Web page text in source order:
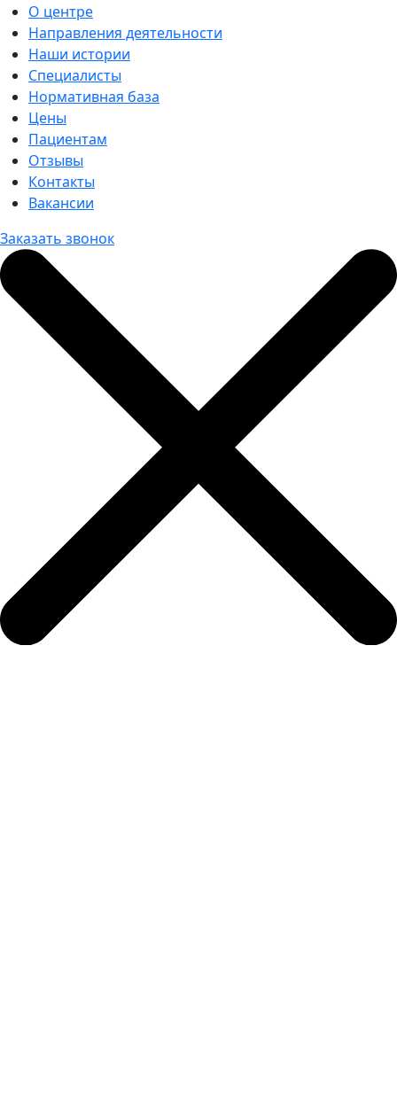
О центре
Направления деятельности
Наши истории
Специалисты
Нормативная база
Цены
Пациентам
Отзывы
Контакты
Вакансии
Заказать звонок